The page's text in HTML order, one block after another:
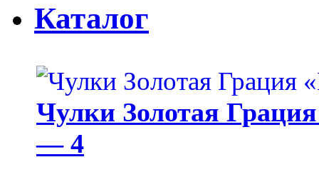
Каталог
Чулки Золотая
— 4